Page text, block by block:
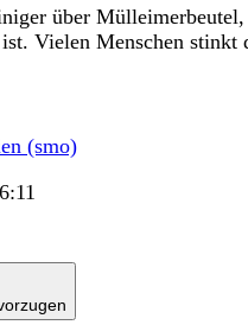
über
Vielen Menschen stinkt
(smo)